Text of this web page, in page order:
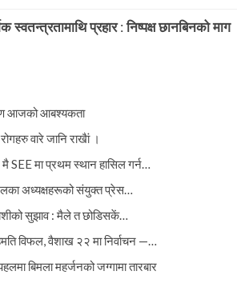
स्वतन्त्रतामाथि प्रहार : निष्पक्ष छानबिनको माग
आजको आबश्यकता
वारे जानि राखैां ।
SEE मा प्रथम स्थान हासिल गर्न…
अध्यक्षहरूको संयुक्त प्रेस…
सुझाव : मैले त छोडिसकें…
विफल, वैशाख २२ मा निर्वाचन —…
बिमला महर्जनको जग्गामा तारबार